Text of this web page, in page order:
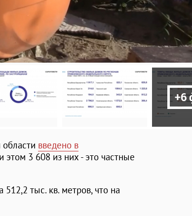
+6
введено в
3 608 из них - это частные
тыс. кв. метров, что на